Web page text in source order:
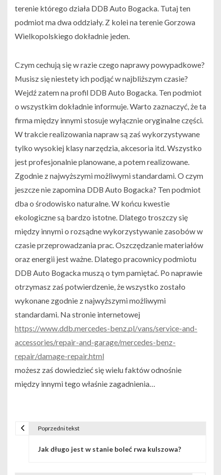
terenie którego działa DDB Auto Bogacka. Tutaj ten
podmiot ma dwa oddziały. Z kolei na terenie Gorzowa
Wielkopolskiego dokładnie jeden.
Czym cechują się w razie czego naprawy powypadkowe?
Musisz się niestety ich podjąć w najbliższym czasie?
Wejdź zatem na profil DDB Auto Bogacka. Ten podmiot
o wszystkim dokładnie informuje. Warto zaznaczyć, że ta
firma między innymi stosuje wyłącznie oryginalne części.
W trakcie realizowania napraw są zaś wykorzystywane
tylko wysokiej klasy narzędzia, akcesoria itd. Wszystko
jest profesjonalnie planowane, a potem realizowane.
Zgodnie z najwyższymi możliwymi standardami. O czym
jeszcze nie zapomina DDB Auto Bogacka? Ten podmiot
dba o środowisko naturalne. W końcu kwestie
ekologiczne są bardzo istotne. Dlatego troszczy się
między innymi o rozsądne wykorzystywanie zasobów w
czasie przeprowadzania prac. Oszczędzanie materiałów
oraz energii jest ważne. Dlatego pracownicy podmiotu
DDB Auto Bogacka muszą o tym pamiętać. Po naprawie
otrzymasz zaś potwierdzenie, że wszystko zostało
wykonane zgodnie z najwyższymi możliwymi
standardami. Na stronie internetowej
https://www.ddb.mercedes-benz.pl/vans/service-and-
accessories/repair-and-garage/mercedes-benz-
repair/damage-repair.html
możesz zaś dowiedzieć się wielu faktów odnośnie
między innymi tego właśnie zagadnienia…
Poprzedni tekst
Jak długo jest w stanie boleć rwa kulszowa?